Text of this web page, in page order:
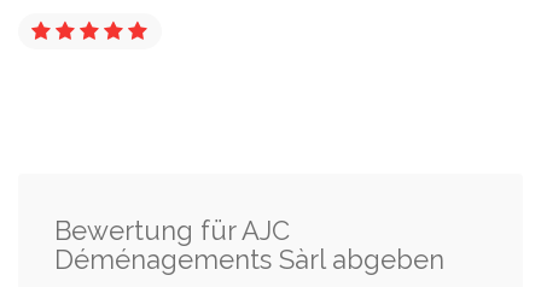
Bewertung für AJC
Déménagements Sàrl abgeben